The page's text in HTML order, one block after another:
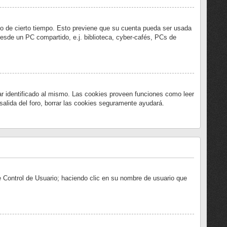
cierto tiempo. Esto previene que su cuenta pueda ser usada
un PC compartido, e.j. biblioteca, cyber-cafés, PCs de
identificado al mismo. Las cookies proveen funciones como leer
del foro, borrar las cookies seguramente ayudará.
de Usuario; haciendo clic en su nombre de usuario que